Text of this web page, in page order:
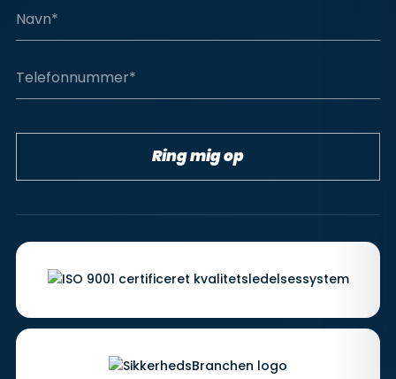
Ring mig op